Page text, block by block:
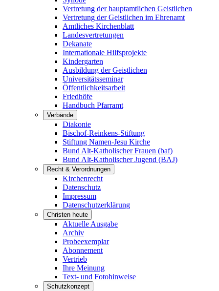
Vertretung der hauptamtlichen Geistlichen
Vertretung der Geistlichen im Ehrenamt
Amtliches Kirchenblatt
Landesvertretungen
Dekanate
Internationale Hilfsprojekte
Kindergarten
Ausbildung der Geistlichen
Universitätsseminar
Öffentlichkeitsarbeit
Friedhöfe
Handbuch Pfarramt
Verbände
Diakonie
Bischof-Reinkens-Stiftung
Stiftung Namen-Jesu Kirche
Bund Alt-Katholischer Frauen (baf)
Bund Alt-Katholischer Jugend (BAJ)
Recht & Verordnungen
Kirchenrecht
Datenschutz
Impressum
Datenschutzerklärung
Christen heute
Aktuelle Ausgabe
Archiv
Probeexemplar
Abonnement
Vertrieb
Ihre Meinung
Text- und Fotohinweise
Schutzkonzept